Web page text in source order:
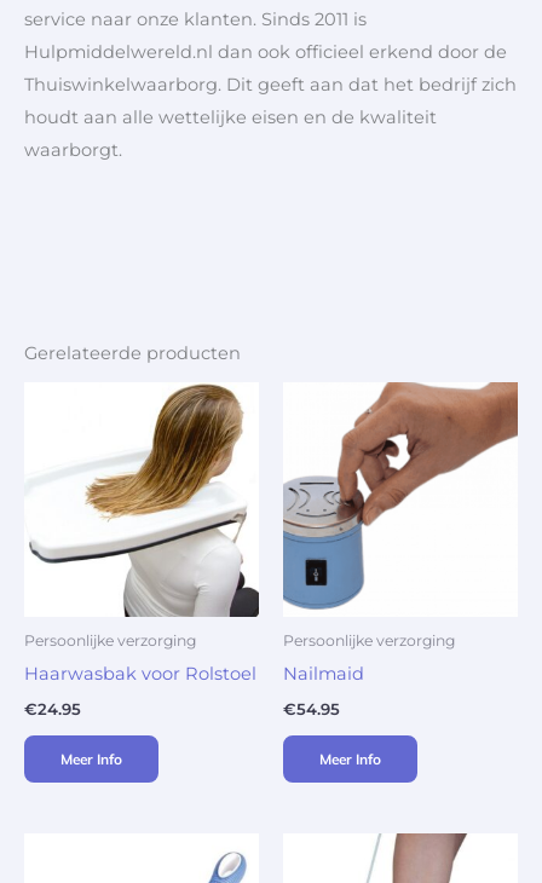
service naar onze klanten. Sinds 2011 is
Hulpmiddelwereld.nl dan ook officieel erkend door de
Thuiswinkelwaarborg. Dit geeft aan dat het bedrijf zich
houdt aan alle wettelijke eisen en de kwaliteit
waarborgt.
Gerelateerde producten
Persoonlijke verzorging
Haarwasbak voor Rolstoel
€24.95
Meer Info
Persoonlijke verzorging
Nailmaid
€54.95
Meer Info